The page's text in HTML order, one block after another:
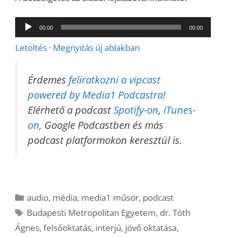
Audió
lejátszó
00:00 00:00
Letöltés · Megnyitás új ablakban
Érdemes feliratkozni a vipcast
powered by Media1 Podcastra!
Elérhető a podcastSpotify-on, iTunes-
on, Google Podcastben és más
podcast platformokon keresztül is.
Kategória
audio, média, media1 műsor, podcast
Címkék
Budapesti Metropolitan Egyetem, dr. Tóth
Ágnes, felsőoktatás, interjú, jövő oktatása,